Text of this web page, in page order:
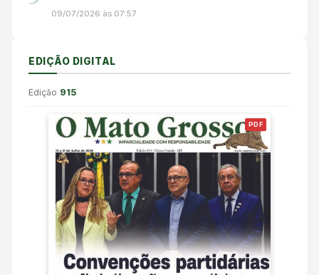
09/07/2026 às 07:57
EDIÇÃO DIGITAL
Edição 915
PDF